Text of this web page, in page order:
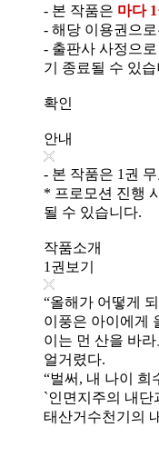
- 본 작품은 마다
- 해당 이용권으
- 출판사 사정으
기 종료될 수 있습
확인
안내
- 본 작품은 1권
* 프로모션 진행
될 수 있습니다.
작품소개
1권보기
“올해가 어떻게
이풍은 아이에게
이는 먼 산을 바
얼거렸다.
“벌써, 내 나이 희
`인면지주의 내단
태산거수천기의